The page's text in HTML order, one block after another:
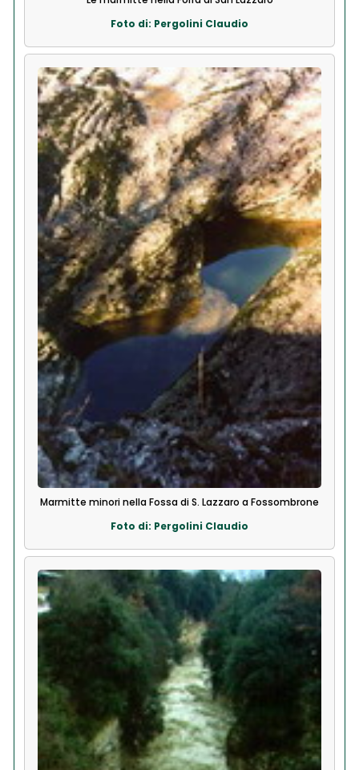
Foto di: Pergolini Claudio
Marmitte minori nella Fossa di S. Lazzaro a Fossombrone
Foto di: Pergolini Claudio